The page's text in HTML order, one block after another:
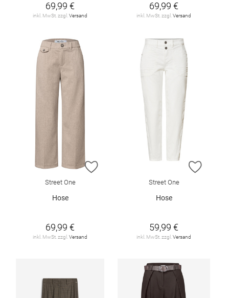
69,99 €
inkl. MwSt. zzgl.Versand
69,99 €
inkl. MwSt. zzgl.Versand
ZUR WUNSCHLISTE HINZUFÜGEN
Street One
Hose
69,99 €
inkl. MwSt. zzgl. Versand
ZUR
Street One
Hose
59,99 €
inkl. MwSt. zzgl. Versand